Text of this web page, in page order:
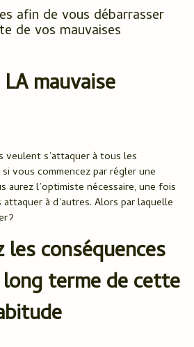
afin de vous débarrasser
de vos mauvaises
mauvaise
veulent s’attaquer à tous les
vous commencez par régler une
aurez l’optimiste nécessaire, une fois
à d’autres. Alors par laquelle
conséquences
terme de cette